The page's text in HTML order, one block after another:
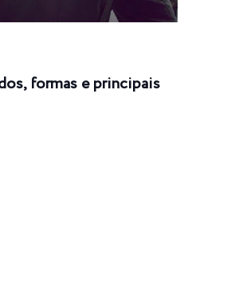
formas e principais